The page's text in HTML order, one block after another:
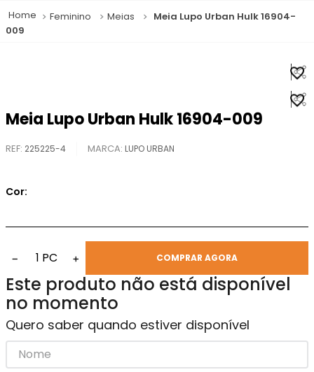
Feminino Meias
Meia Lupo Urban Hulk 16904-
009
Meia Lupo Urban Hulk 16904-009
REF: 225225-4 LUPO URBAN
Cor:
− 1 PC + COMPRAR AGORA
Este produto não está disponível
no momento
Quero saber quando estiver disponível